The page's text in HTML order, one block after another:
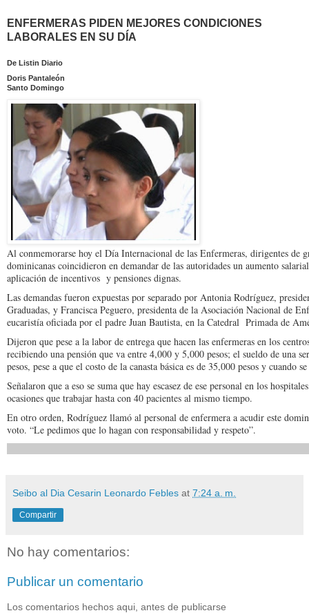
ENFERMERAS PIDEN MEJORES CONDICIONES
LABORALES EN SU DÍA
De Listin Diario
Doris Pantaleón
Santo Domingo
Al conmemorarse hoy el Día Internacional de las Enfermeras, dirigentes de
dominicanas coincidieron en demandar de las autoridades un aumento
aplicación de incentivos y pensiones dignas.
Las demandas fueron expuestas por separado por Antonia Rodríguez,
Graduadas, y Francisca Peguero, presidenta de la Asociación Nacional de
eucaristía oficiada por el padre Juan Bautista, en la Catedral Primada de
Dijeron que pese a la labor de entrega que hacen las enfermeras en los
recibiendo una pensión que va entre 4,000 y 5,000 pesos; el sueldo de una
pesos, pese a que el costo de la canasta básica es de 35,000 pesos y cuando
Señalaron que a eso se suma que hay escasez de ese personal en los
ocasiones que trabajar hasta con 40 pacientes al mismo tiempo.
En otro orden, Rodríguez llamó al personal de enfermera a acudir este
voto. “Le pedimos que lo hagan con responsabilidad y respeto”.
Seibo al Dia Cesarin Leonardo Febles at 7:24 a. m.
Compartir
No hay comentarios:
Publicar un comentario
Los comentarios hechos aqui, antes de publicarse